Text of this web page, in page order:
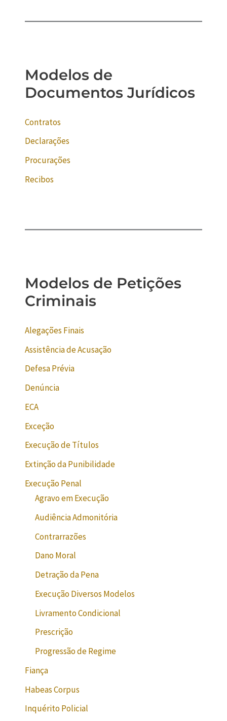
Modelos de
Documentos Jurídicos
Contratos
Declarações
Procurações
Recibos
Modelos de Petições
Criminais
Alegações Finais
Assistência de Acusação
Defesa Prévia
Denúncia
ECA
Exceção
Execução de Títulos
Extinção da Punibilidade
Execução Penal
Agravo em Execução
Audiência Admonitória
Contrarrazões
Dano Moral
Detração da Pena
Execução Diversos Modelos
Livramento Condicional
Prescrição
Progressão de Regime
Fiança
Habeas Corpus
Inquérito Policial